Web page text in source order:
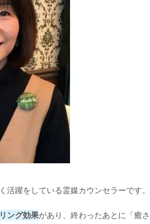
躍をしている霊媒カウンセラーです。
ング効果があり、終わったあとに「癒さ